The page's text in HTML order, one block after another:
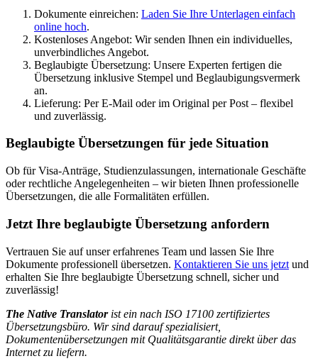
Dokumente einreichen: Laden Sie Ihre Unterlagen einfach
online hoch.
Kostenloses Angebot: Wir senden Ihnen ein individuelles,
unverbindliches Angebot.
Beglaubigte Übersetzung: Unsere Experten fertigen die
Übersetzung inklusive Stempel und Beglaubigungsvermerk
an.
Lieferung: Per E-Mail oder im Original per Post – flexibel
und zuverlässig.
Beglaubigte Übersetzungen für jede Situation
Ob für Visa-Anträge, Studienzulassungen, internationale Geschäfte
oder rechtliche Angelegenheiten – wir bieten Ihnen professionelle
Übersetzungen, die alle Formalitäten erfüllen.
Jetzt Ihre beglaubigte Übersetzung anfordern
Vertrauen Sie auf unser erfahrenes Team und lassen Sie Ihre
Dokumente professionell übersetzen. Kontaktieren Sie uns jetzt und
erhalten Sie Ihre beglaubigte Übersetzung schnell, sicher und
zuverlässig!
The Native Translatorist ein nach ISO 17100 zertifiziertes
Übersetzungsbüro. Wir sind darauf spezialisiert,
Dokumentenübersetzungen mit Qualitätsgarantie direkt über das
Internet zu liefern.